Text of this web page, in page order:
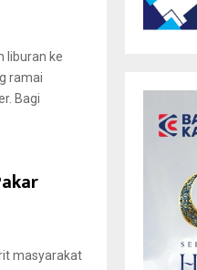
liburan ke
ramai
Bagi
masyarakat